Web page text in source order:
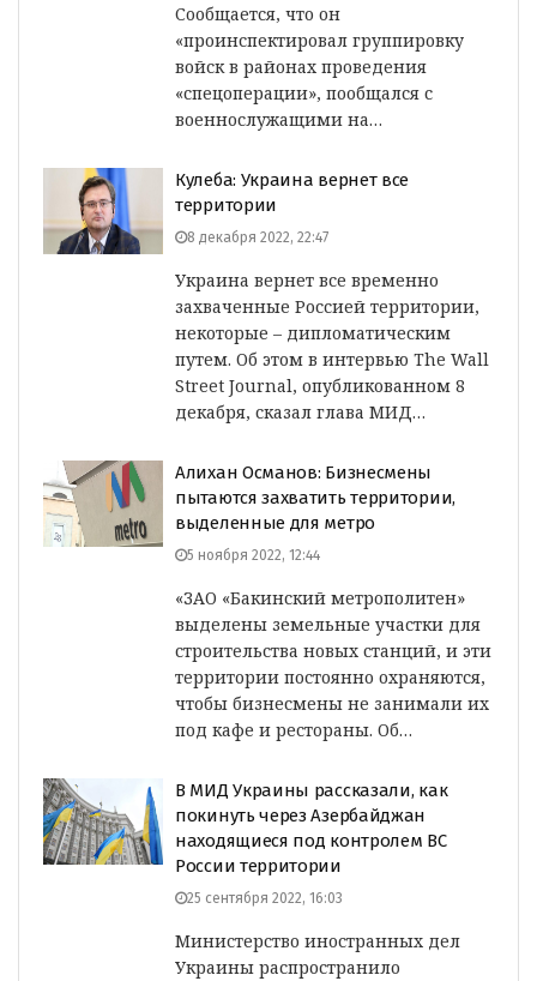
Сообщается, что он
«проинспектировал группировку
войск в районах проведения
«спецоперации», пообщался с
военнослужащими на…
Кулеба: Украина вернет все
территории
8 декабря 2022, 22:47
Украина вернет все временно
захваченные Россией территории,
некоторые – дипломатическим
путем. Об этом в интервью The Wall
Street Journal, опубликованном 8
декабря, сказал глава МИД…
Алихан Османов: Бизнесмены
пытаются захватить территории,
выделенные для метро
5 ноября 2022, 12:44
«ЗАО «Бакинский метрополитен»
выделены земельные участки для
строительства новых станций, и эти
территории постоянно охраняются,
чтобы бизнесмены не занимали их
под кафе и рестораны. Об…
В МИД Украины рассказали, как
покинуть через Азербайджан
находящиеся под контролем ВС
России территории
25 сентября 2022, 16:03
Министерство иностранных дел
Украины распространило